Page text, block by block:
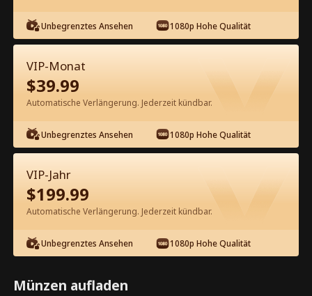
Kostenlos in der App ansehen
Episode 27 - Der Arzt ist jetzt für dich
da Kompletter Film
0-49 50-52
27 28 30 31
Unbegrenztes Ansehen 1080p Hohe Qualität
VIP-Monat
$39.99
Automatische Verlängerung. Jederzeit kündbar.
Unbegrenztes Ansehen 1080p Hohe Qualität
VIP-Jahr
$199.99
Automatische Verlängerung. Jederzeit kündbar.
Unbegrenztes Ansehen 1080p Hohe Qualität
Münzen aufladen